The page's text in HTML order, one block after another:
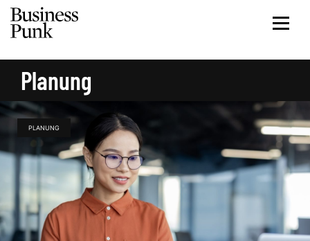
Planung
PLANUNG